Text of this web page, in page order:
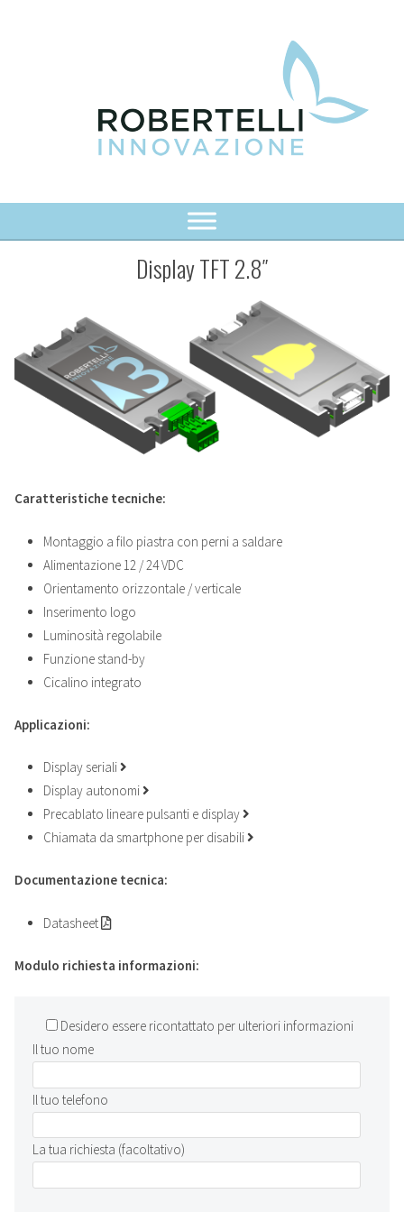
Display TFT 2.8″
Caratteristiche tecniche:
Montaggio a filo piastra con perni a saldare
Alimentazione 12 / 24 VDC
Orientamento orizzontale / verticale
Inserimento logo
Luminosità regolabile
Funzione stand-by
Cicalino integrato
Applicazioni:
Display seriali
Display autonomi
Precablato lineare pulsanti e display
Chiamata da smartphone per disabili
Documentazione tecnica:
Datasheet
Modulo richiesta informazioni:
Desidero essere ricontattato per ulteriori informazioni
Il tuo nome
Il tuo telefono
La tua richiesta (facoltativo)